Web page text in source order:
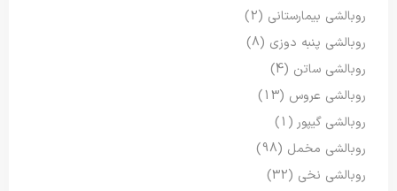
روبالشی بیمارستانی (2)
روبالشی پنبه دوزی (8)
روبالشی ساتن (4)
روبالشی عروس (13)
روبالشی گیپور (1)
روبالشی مخمل (98)
روبالشی نخی (32)